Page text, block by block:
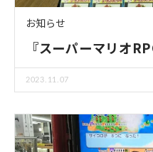
お知らせ
『スーパーマリオ
2023.11.07